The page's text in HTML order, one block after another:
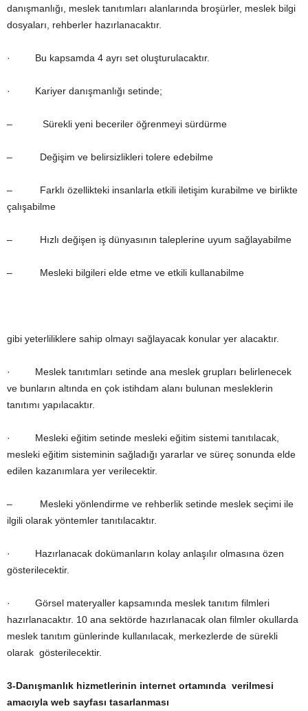
danışmanlığı, meslek tanıtımları alanlarında broşürler, meslek bilgi
dosyaları, rehberler hazırlanacaktır.
· Bu kapsamda 4 ayrı set oluşturulacaktır.
· Kariyer danışmanlığı setinde;
– Sürekli yeni beceriler öğrenmeyi sürdürme
– Değişim ve belirsizlikleri tolere edebilme
– Farklı özellikteki insanlarla etkili iletişim kurabilme ve birlikte
çalışabilme
– Hızlı değişen iş dünyasının taleplerine uyum sağlayabilme
– Mesleki bilgileri elde etme ve etkili kullanabilme
gibi yeterliliklere sahip olmayı sağlayacak konular yer alacaktır.
· Meslek tanıtımları setinde ana meslek grupları belirlenecek
ve bunların altında en çok istihdam alanı bulunan mesleklerin
tanıtımı yapılacaktır.
· Mesleki eğitim setinde mesleki eğitim sistemi tanıtılacak,
mesleki eğitim sisteminin sağladığı yararlar ve süreç sonunda elde
edilen kazanımlara yer verilecektir.
– Mesleki yönlendirme ve rehberlik setinde meslek seçimi ile
ilgili olarak yöntemler tanıtılacaktır.
· Hazırlanacak dokümanların kolay anlaşılır olmasına özen
gösterilecektir.
· Görsel materyaller kapsamında meslek tanıtım filmleri
hazırlanacaktır. 10 ana sektörde hazırlanacak olan filmler okullarda
meslek tanıtım günlerinde kullanılacak, merkezlerde de sürekli
olarak gösterilecektir.
3-Danışmanlık hizmetlerinin internet ortamında verilmesi
amacıyla web sayfası tasarlanması